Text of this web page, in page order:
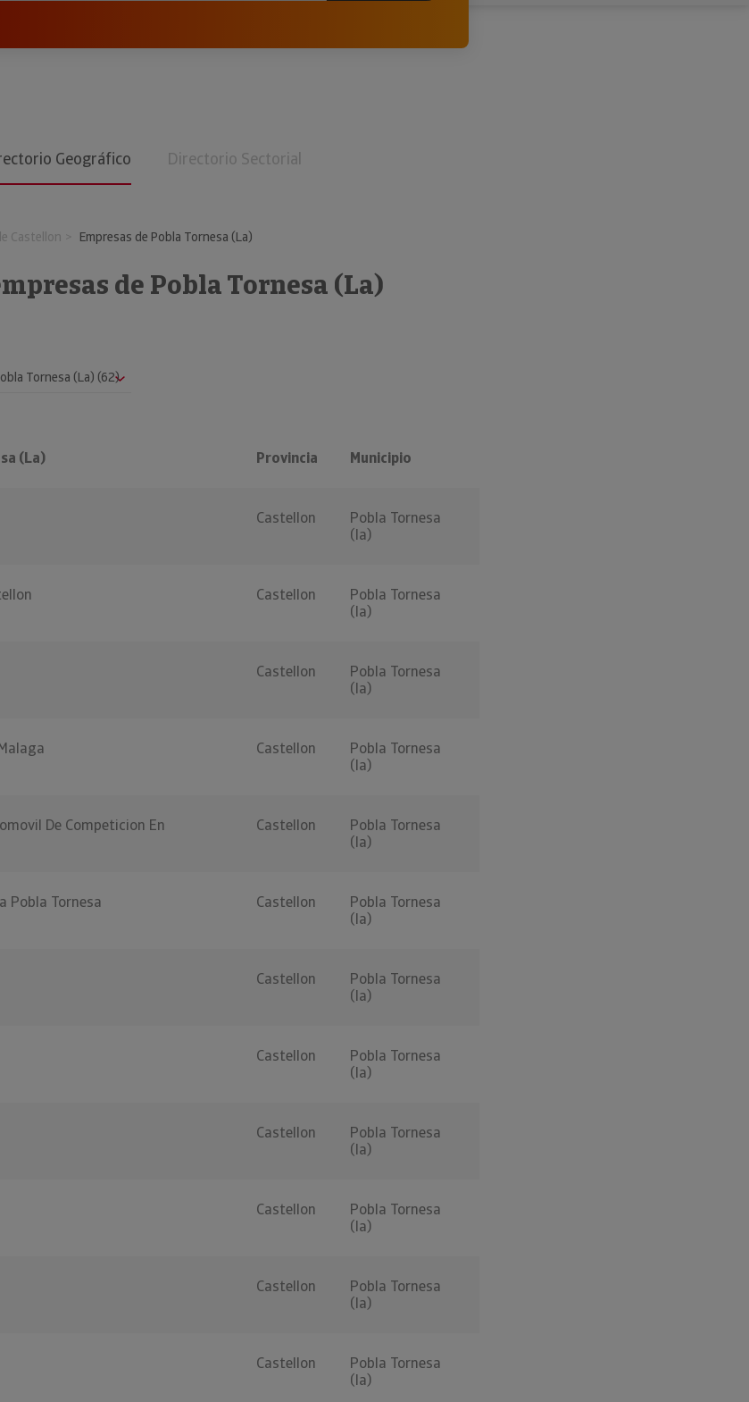
Geográfico Directorio Sectorial
Castellon Empresas de Pobla Tornesa (La)
de Pobla Tornesa (La)
(La) Provincia Municipio
Castellon
Pobla Tornesa
(la)
Castellon
Pobla Tornesa
(la)
Castellon
Pobla Tornesa
(la)
Castellon
Pobla Tornesa
(la)
De Competicion En
Castellon
Pobla Tornesa
(la)
Pobla Tornesa Castellon
Pobla Tornesa
(la)
Castellon
Pobla Tornesa
(la)
Castellon
Pobla Tornesa
(la)
Castellon
Pobla Tornesa
(la)
Castellon
Pobla Tornesa
(la)
Castellon
Pobla Tornesa
(la)
Castellon
Pobla Tornesa
(la)